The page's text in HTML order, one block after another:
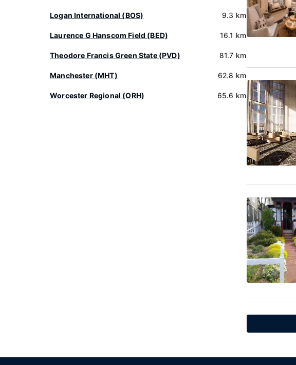
Logan International (BOS) 9.3 km
Laurence G Hanscom Field (BED) 16.1 km
Theodore Francis Green State (PVD) 81.7 km
Manchester (MHT) 62.8 km
Worcester Regional (ORH) 65.6 km